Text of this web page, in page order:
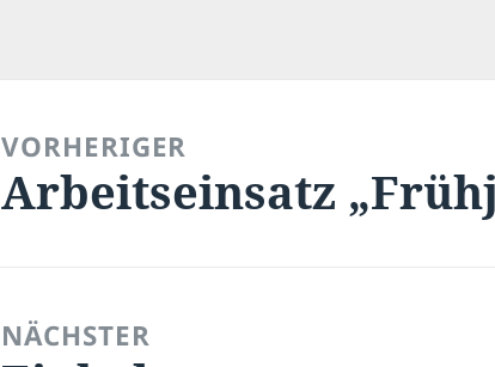
VORHERIGER
Vorheriger
Beitrag:
Arbeitseinsatz
NÄCHSTER